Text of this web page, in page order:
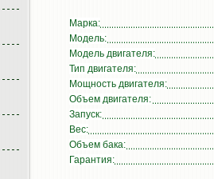
Марка:
Модель:
Модель двигателя:
Тип двигателя:
Мощность двигателя:
Объем двигателя:
Запуск:
Вес:
Объем бака:
Гарантия: